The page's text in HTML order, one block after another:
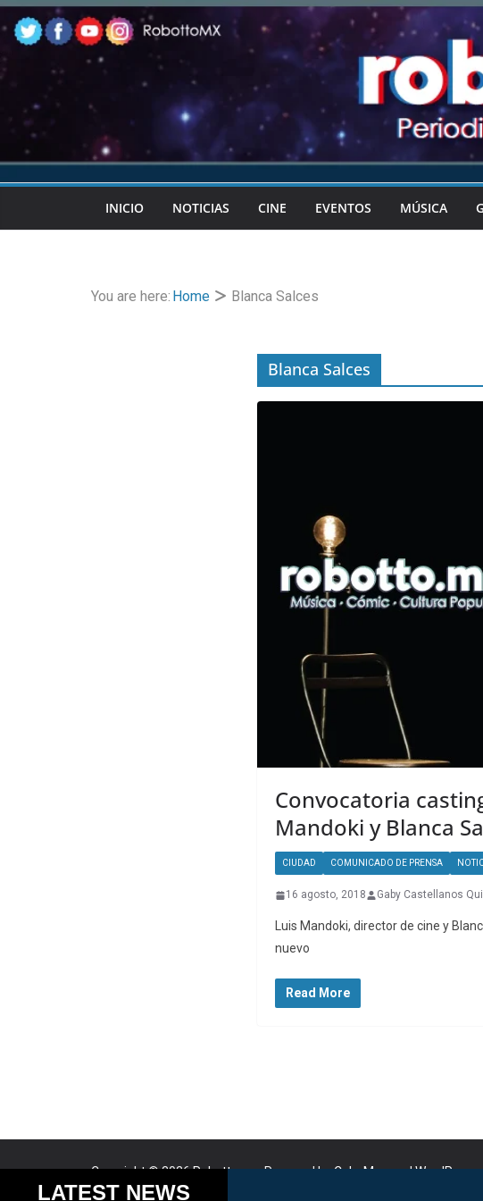
Skip
to
content
INICIO NOTICIAS CINE EVENTOS MÚSICA
You are here: Home Blanca Salces
Blanca Salces
Convocatoria
Mandoki y Blanca
CIUDAD COMUNICADO DE PRENSA
16 agosto, 2018 Gaby Castellanos
Luis Mandoki, director de cine y
nuevo
Read More
Copyright © 2026Robotto.mx. Powered byColorMagandWordPress.
LATEST NEWS Cookies help us deliver our